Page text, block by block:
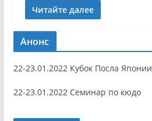
Читайте далее
Анонс
22-23.01.2022 Кубок Посла Японии
22-23.01.2022 Семинар по кюдо